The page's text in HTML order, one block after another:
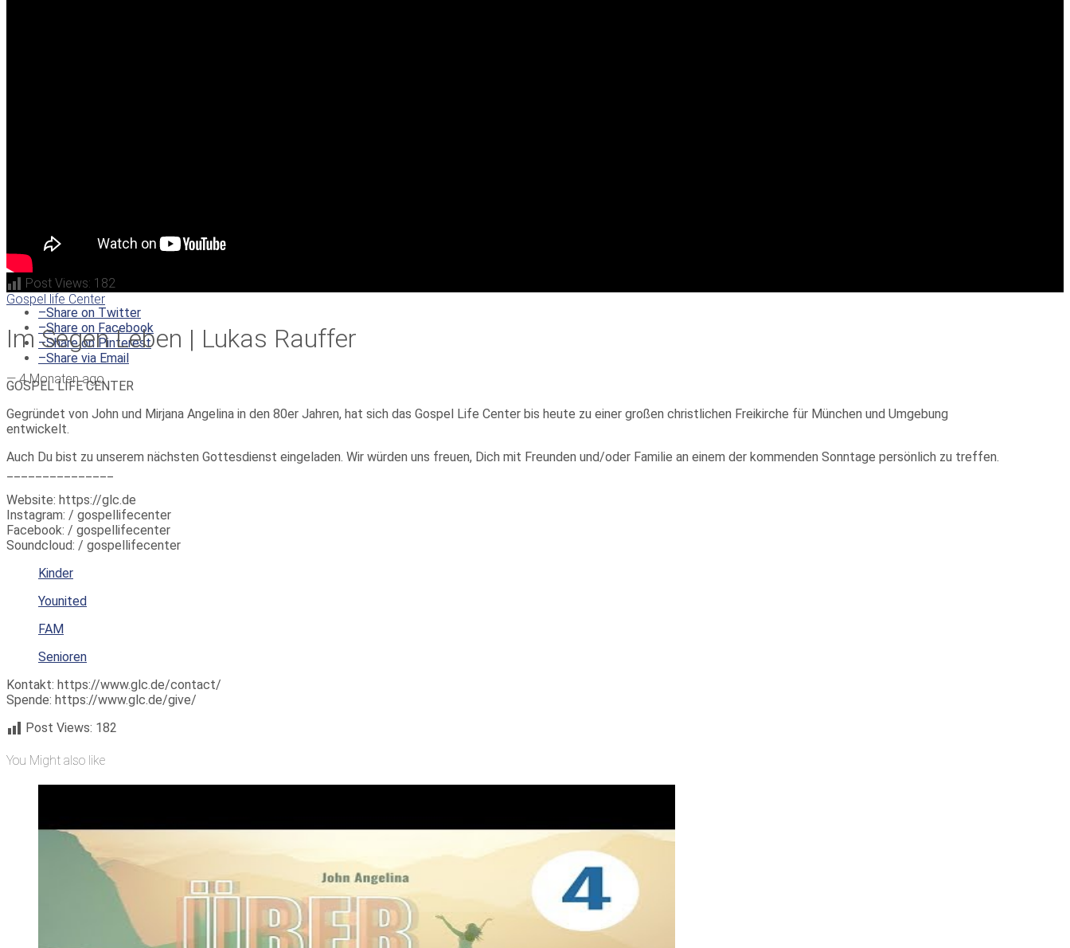
Post Views: 182
Gospel life Center
Im Segen Leben | Lukas Rauffer
— 4 Monaten ago
–Share on Twitter
–Share on Facebook
–Share on Pinterest
–Share via Email
GOSPEL LIFE CENTER
Gegründet von John und Mirjana Angelina in den 80er Jahren, hat sich das Gospel Life Center bis heute zu einer großen christlichen Freikirche für München und Umgebung
entwickelt.
Auch Du bist zu unserem nächsten Gottesdienst eingeladen. Wir würden uns freuen, Dich mit Freunden und/oder Familie an einem der kommenden Sonntage persönlich zu treffen.
Website: https://glc.de
Instagram: / gospellifecenter
Facebook: / gospellifecenter
Soundcloud: / gospellifecenter
Kinder
Younited
FAM
Senioren
Kontakt: https://www.glc.de/contact/
Spende: https://www.glc.de/give/
Post Views: 182
You Might also like